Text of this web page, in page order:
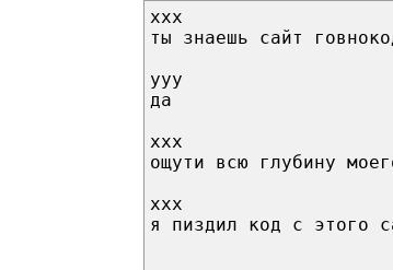
xxx
ты знаешь сайт
yyy
да
xxx
ощути всю глубину
xxx
я пиздил код с этого